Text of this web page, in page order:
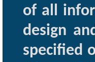
of all
design
specified